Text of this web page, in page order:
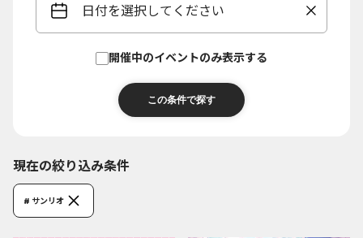
日付を選択してください
開催中のイベントのみ表示する
現在の絞り込み条件
# サンリオ